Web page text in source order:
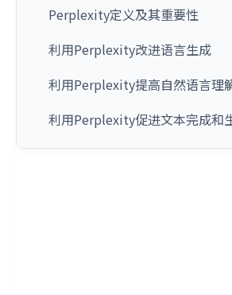
Perplexity定义及其重要性
利用Perplexity改进语言生成
利用Perplexity提高自然语言理
利用Perplexity促进文本完成和